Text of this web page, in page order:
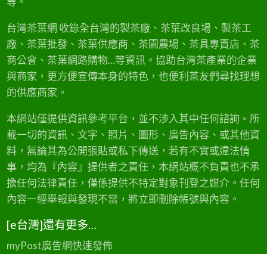
台灣茶葉網 收錄全台灣的製茶廠、茶葉改良場、製茶工
廠、茶葉批發、茶葉供應商、茶園農場、茶具專賣店、茶
商公會、茶葉網路購物…等資訊。協助台灣茶產業的企業
與商家，更方便宣傳本身的特色，也便利茶友們尋找理想
的供應商家。
本網站僅提供資訊參考平台，並不涉入其中任何諮詢。所
載一切的資訊、文字、照片、圖形、廣告內容、或其他資
料，無論其為公開張貼或私下傳送，若有不實或違法情
事，均為『內容』提供者之責任，本網站概不負責也不承
擔任何法律責任，僅係提供不特定對象刊登之媒介。任何
內容一經舉報與發現不當，將立即刪除帳號與內容。
[e台灣]還有更多…
myPost廣告網快速發佈